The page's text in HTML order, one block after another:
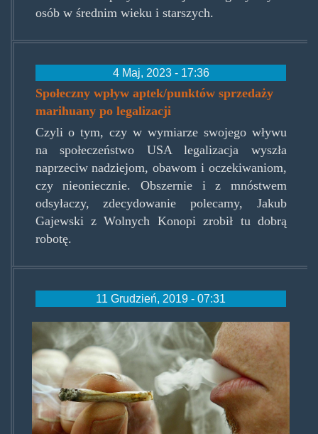
osób w średnim wieku i starszych.
4 Maj, 2023 - 17:36
Społeczny wpływ aptek/punktów sprzedaży
marihuany po legalizacji
Czyli o tym, czy w wymiarze swojego wływu
na społeczeństwo USA legalizacja wyszła
naprzeciw nadziejom, obawom i oczekiwaniom,
czy nieoniecznie. Obszernie i z mnóstwem
odsyłaczy, zdecydowanie polecamy, Jakub
Gajewski z Wolnych Konopi zrobił tu dobrą
robotę.
11 Grudzień, 2019 - 07:31
brzydkijoint.png